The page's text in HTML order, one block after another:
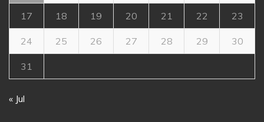
17 18 19 20 21 22 23
24 25 26 27 28 29 30
31
« Jul